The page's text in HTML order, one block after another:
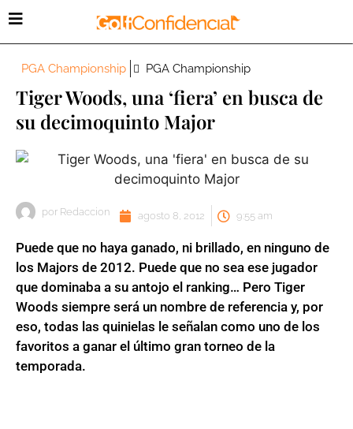
PGA Championship PGA Championship
Tiger Woods, una ‘fiera’ en busca de
su decimoquinto Major
por Redaccion agosto 8, 2012 9:55 am
Puede que no haya ganado, ni brillado, en ninguno de
los Majors de 2012. Puede que no sea ese jugador
que dominaba a su antojo el ranking… Pero Tiger
Woods siempre será un nombre de referencia y, por
eso, todas las quinielas le señalan como uno de los
favoritos a ganar el último gran torneo de la
temporada.